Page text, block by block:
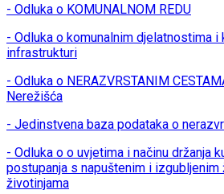
- Odluka o KOMUNALNOM REDU
- Odluka o komunalnim djelatnostima i
infrastrukturi
- Odluka o NERAZVRSTANIM
Nerežišća
- Jedinstvena baza podataka o
- Odluka o o uvjetima i načinu držanja
postupanja s napuštenim i
životinjama